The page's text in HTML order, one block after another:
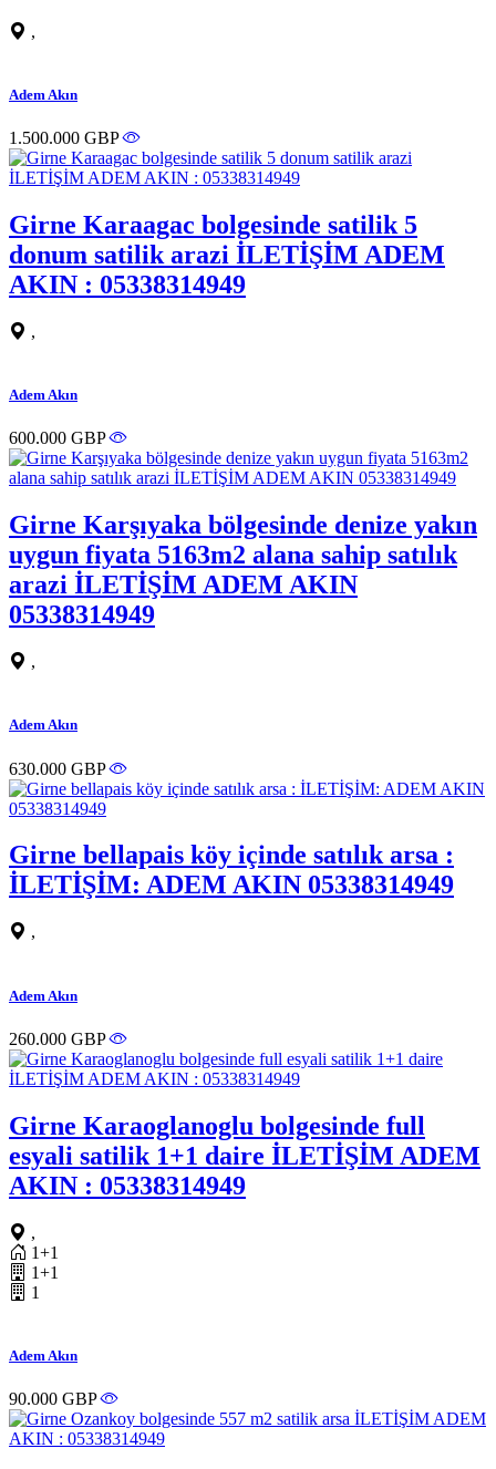
,
Adem Akın
1.500.000 GBP
Girne Karaagac bolgesinde satilik 5
donum satilik arazi İLETİŞİM ADEM
AKIN : 05338314949
,
Adem Akın
600.000 GBP
Girne Karşıyaka bölgesinde denize yakın
uygun fiyata 5163m2 alana sahip satılık
arazi İLETİŞİM ADEM AKIN
05338314949
,
Adem Akın
630.000 GBP
Girne bellapais köy içinde satılık arsa :
İLETİŞİM: ADEM AKIN 05338314949
,
Adem Akın
260.000 GBP
Girne Karaoglanoglu bolgesinde full
esyali satilik 1+1 daire İLETİŞİM ADEM
AKIN : 05338314949
,
1+1
1+1
1
Adem Akın
90.000 GBP